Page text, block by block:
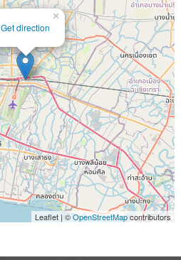
Get direction
×
Leaflet | ©OpenStreetMapcontributors